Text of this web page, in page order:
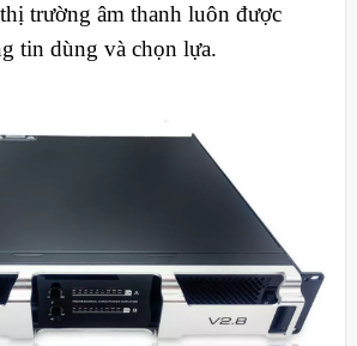
trường âm thanh luôn được
tin dùng và chọn lựa.